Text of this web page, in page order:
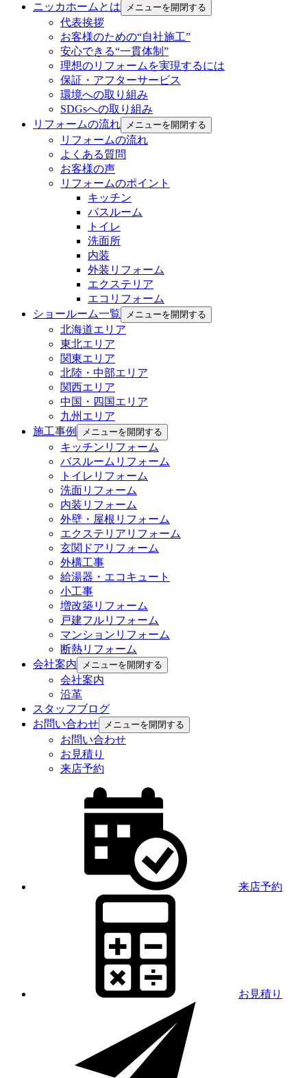
ニッカホームとは
メニューを開閉する
代表挨拶
お客様のための“自社施工”
安心できる“一貫体制”
理想のリフォームを実現するには
保証・アフターサービス
環境への取り組み
SDGsへの取り組み
リフォームの流れ
メニューを開閉する
リフォームの流れ
よくある質問
お客様の声
リフォームのポイント
キッチン
バスルーム
トイレ
洗面所
内装
外装リフォーム
エクステリア
エコリフォーム
ショールーム一覧
メニューを開閉する
北海道エリア
東北エリア
関東エリア
北陸・中部エリア
関西エリア
中国・四国エリア
九州エリア
施工事例
メニューを開閉する
キッチンリフォーム
バスルームリフォーム
トイレリフォーム
洗面リフォーム
内装リフォーム
外壁・屋根リフォーム
エクステリアリフォーム
玄関ドアリフォーム
外構工事
給湯器・エコキュート
小工事
増改築リフォーム
戸建フルリフォーム
マンションリフォーム
断熱リフォーム
会社案内
メニューを開閉する
会社案内
沿革
スタッフブログ
お問い合わせ
メニューを開閉する
お問い合わせ
お見積り
来店予約
来店予約
お見積り